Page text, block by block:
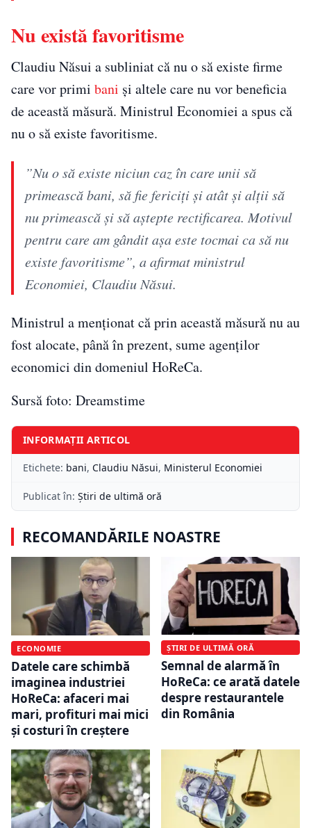
Nu există favoritisme
Claudiu Năsui a subliniat că nu o să existe firme
care vor primi bani și altele care nu vor beneficia
de această măsură. Ministrul Economiei a spus că
nu o să existe favoritisme.
”Nu o să existe niciun caz în care unii să
primească bani, să fie fericiţi şi atât şi alţii să
nu primească şi să aştepte rectificarea. Motivul
pentru care am gândit aşa este tocmai ca să nu
existe favoritisme”, a afirmat ministrul
Economiei, Claudiu Năsui.
Ministrul a menţionat că prin această măsură nu au
fost alocate, până în prezent, sume agenţilor
economici din domeniul HoReCa.
Sursă foto: Dreamstime
INFORMAȚII ARTICOL
Etichete: bani, Claudiu Năsui, Ministerul Economiei
Publicat în: Știri de ultimă oră
RECOMANDĂRILE NOASTRE
ECONOMIE
Datele care schimbă
imaginea industriei
HoReCa: afaceri mai
mari, profituri mai mici
și costuri în creștere
ȘTIRI DE ULTIMĂ ORĂ
Semnal de alarmă în
HoReCa: ce arată datele
despre restaurantele
din România